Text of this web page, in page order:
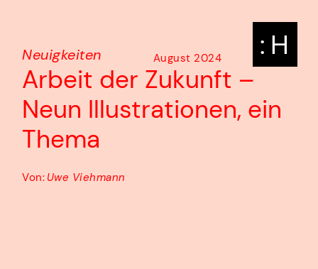
: H
August 2024
Neuigkeiten
Arbeit der Zukunft –
Neun Illustrationen, ein
Thema
Von: Uwe Viehmann